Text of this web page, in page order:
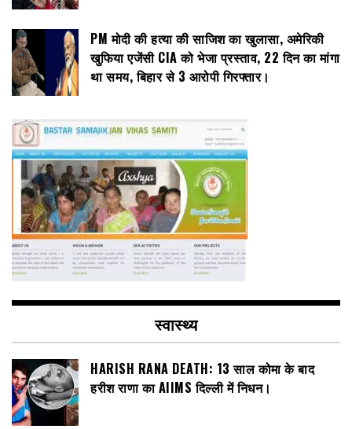
PM मोदी की हत्या की साजिश का खुलासा, अमेरिकी
खुफिया एजेंसी CIA को भेजा प्रस्ताव, 22 दिन का मांगा
था समय, बिहार से 3 आरोपी गिरफ्तार।
स्वास्थ्य
HARISH RANA DEATH: 13 साल कोमा के बाद
हरीश राणा का AIIMS दिल्ली में निधन।